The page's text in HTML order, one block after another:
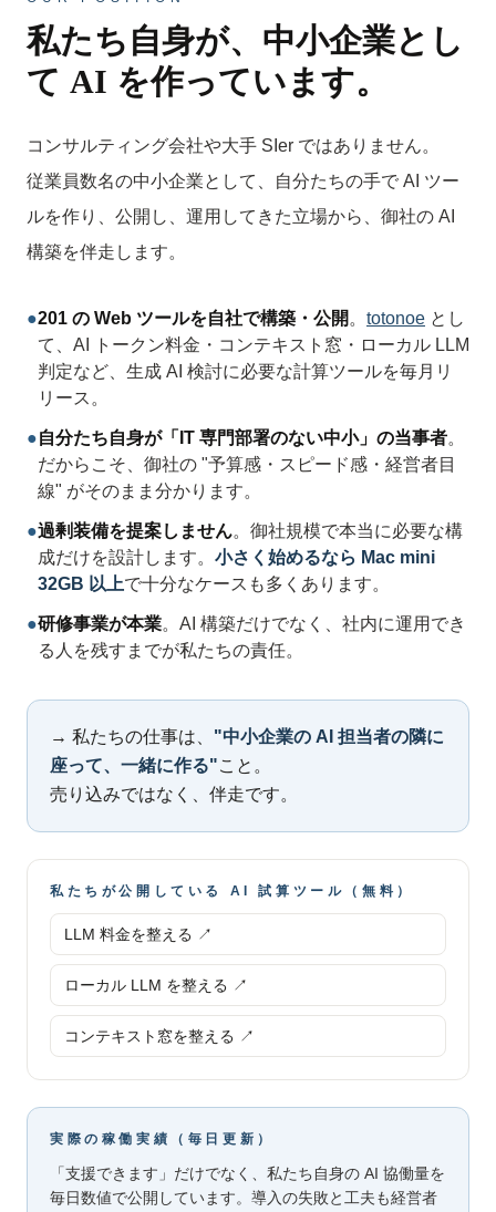
私たち自身が、中小企業とし
て AI を作っています。
コンサルティング会社や大手 SIer ではありません。
従業員数名の中小企業として、自分たちの手で AI ツー
ルを作り、公開し、運用してきた立場から、御社の AI
構築を伴走します。
●201 の Web ツールを自社で構築・公開 。 totonoe とし
て、AI トークン料金・コンテキスト窓・ローカル LLM
判定など、生成 AI 検討に必要な計算ツールを毎月リ
リース。
●自分たち自身が「IT 専門部署のない中小」の当事者。
だからこそ、御社の "予算感・スピード感・経営者目
線" がそのまま分かります。
●過剰装備を提案しません。御社規模で本当に必要な構
成だけを設計します。 小さく始めるなら Mac mini
32GB 以上で十分なケースも多くあります。
●研修事業が本業。AI 構築だけでなく、社内に運用でき
る人を残すまでが私たちの責任。
→ 私たちの仕事は、 "中小企業の AI 担当者の隣に
座って、一緒に作る"こと。
売り込みではなく、伴走です。
私たちが公開している AI 試算ツール（無料）
LLM 料金を整える ↗
ローカル LLM を整える ↗
コンテキスト窓を整える ↗
実際の稼働実績（毎日更新）
「支援できます」だけでなく、私たち自身の AI 協働量を
毎日数値で公開しています。導入の失敗と工夫も経営者